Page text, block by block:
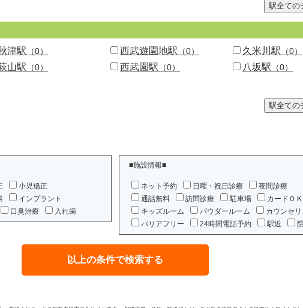
津駅 （0） 西武遊園地駅 （0） 久米川駅 （0）
山駅 （0） 西武園駅 （0） 八坂駅 （0）
小児矯正
インプラント
口臭治療 入れ歯
■施設情報■
ネット予約 日曜・祝日診療
夜間診療
通話無料
訪問診療 駐車場
カードＯＫ
キッズルーム
パウダールーム
カウンセ
バリアフリー
24時間電話予約 駅近